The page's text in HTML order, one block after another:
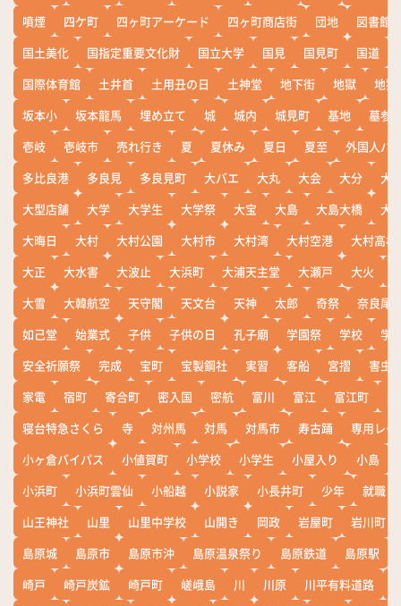
噴煙
四ケ町 四ヶ町アーケード 四ヶ町商店街 団地
図書館
国土美化
国指定重要文化財 国立大学 国見 国見町 国道
国際体育館
土井首 土用丑の日 土神堂 地下街 地獄
地獄
坂本小
坂本龍馬 埋め立て 城 城内 城見町 基地
墓参
壱岐
壱岐市 売れ行き 夏 夏休み 夏日 夏至
外国人バ
多比良港
多良見 多良見町 大バエ 大丸 大会 大分
大
大型店舗
大学 大学生 大学祭 大宝 大島 大島大橋
大
大晦日
大村 大村公園 大村市 大村湾 大村空港
大村高校
大正
大水害 大波止 大浜町 大浦天主堂 大瀬戸 大火
大雪
大韓航空 天守閣 天文台 天神 太郎 奇祭
奈良尾
如己堂
始業式 子供 子供の日 孔子廟 学園祭 学校
学
安全祈願祭
完成 宝町 宝製鋼社 実習 客船 宮摺
害虫
家電
宿町 寄合町 密入国 密航 富川 富江 富江町
寝台特急さくら
寺 対州馬 対馬 対馬市 寿古踊
専用レー
小ヶ倉バイパス
小値賀町 小学校 小学生 小屋入り 小島
小浜町
小浜町雲仙 小船越 小説家 小長井町 少年
就職
山王神社
山里 山里中学校 山開き 岡政 岩屋町
岩川町
島原城
島原市 島原市沖 島原温泉祭り 島原鉄道 島原駅
崎戸
崎戸炭鉱 崎戸町 嵯峨島 川 川原 川平有料道路